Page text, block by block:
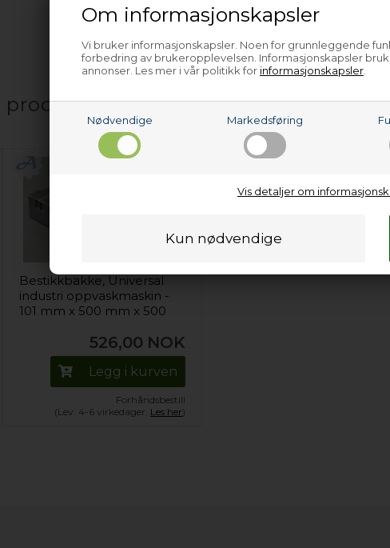
Om informasjonskapsler
Vi bruker informasjonskapsler. Noen for grunnleggende
forbedring av brukeropplevelsen. Informasjonskapsler
annonser. Les mer i vår politikk for informasjonskapsler
Nødvendige Markedsføring
Vis detaljer om
produkter
Bestikkbakke, Universal
industri oppvaskmaskin -
101 mm x 500 mm x 500
526,00 NOK
Legg i kurven
Forhåndsbestill
(Lev. 4-6 virkedager. Les her)